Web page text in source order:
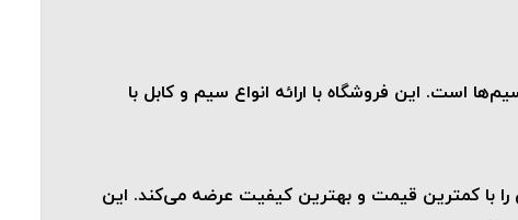
است. این فروشگاه با ارائه انواع سیم و کابل با
را با کمترین قیمت و بهترین کیفیت عرضه می‌کند. این